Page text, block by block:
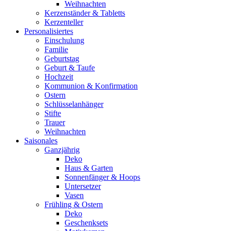
Weihnachten
Kerzenständer & Tabletts
Kerzenteller
Personalisiertes
Einschulung
Familie
Geburtstag
Geburt & Taufe
Hochzeit
Kommunion & Konfirmation
Ostern
Schlüsselanhänger
Stifte
Trauer
Weihnachten
Saisonales
Ganzjährig
Deko
Haus & Garten
Sonnenfänger & Hoops
Untersetzer
Vasen
Frühling & Ostern
Deko
Geschenksets